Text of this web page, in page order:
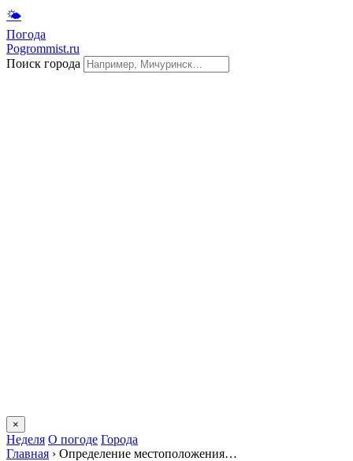
🌤
Погода
Pogrommist.ru
Поиск города
×
Неделя О погоде Города
Главная › Определение местоположения…